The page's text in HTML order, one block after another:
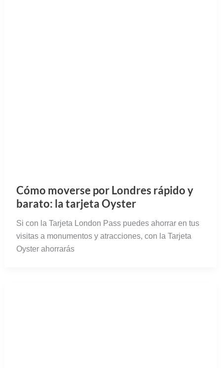
Cómo moverse por Londres rápido y
barato: la tarjeta Oyster
Si con la Tarjeta London Pass puedes ahorrar en tus
visitas a monumentos y atracciones, con la Tarjeta
Oyster ahorrarás